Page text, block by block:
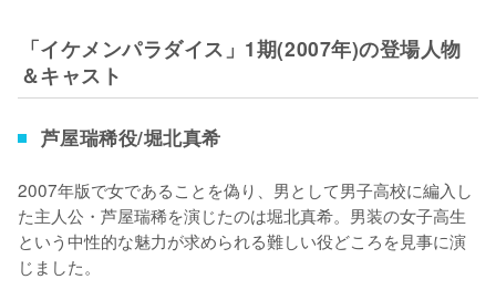
「イケメンパラダイス」1期(2007年)の登場人物
＆キャスト
芦屋瑞稀役/堀北真希
2007年版で女であることを偽り、男として男子高校に編入し
た主人公・芦屋瑞稀を演じたのは堀北真希。男装の女子高生
という中性的な魅力が求められる難しい役どころを見事に演
じました。